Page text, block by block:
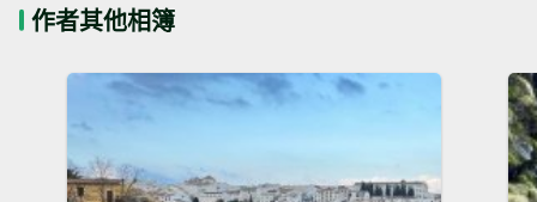
作者其他相簿